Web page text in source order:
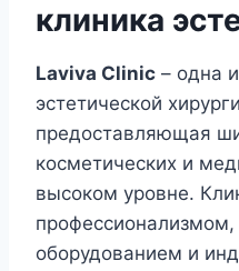
клиника
Laviva Clinic – одна
эстетической
предоставляющая
косметических и
высоком уровне.
оборудованием и